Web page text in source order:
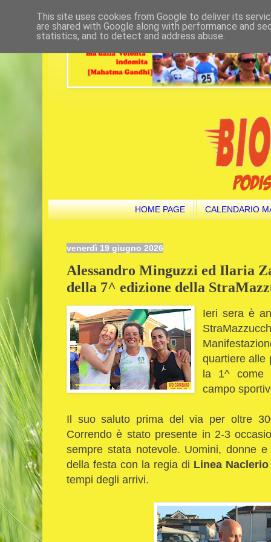
HOME PAGE CALENDARIO
venerdì 19 giugno 2026
Alessandro Minguzzi ed Ilaria
della 7^ edizione della
Ieri sera è
quartiere alle
la 1^ come
campo
Il suo saluto prima del via per oltre
Correndo è stato presente in 2-3
sempre stata notevole. Uomini, donne
della festa con la regia di Linea Naclerio
tempi degli arrivi.
This site uses cookies from Google to deliver its
are shared with Google along with performance and
statistics, and to detect and address abuse.